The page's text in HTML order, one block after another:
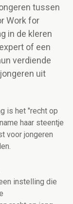
tussen
Work for
in de kleren
of een
verdiende
uit
is het "recht op
haar steentje
voor jongeren
instelling die